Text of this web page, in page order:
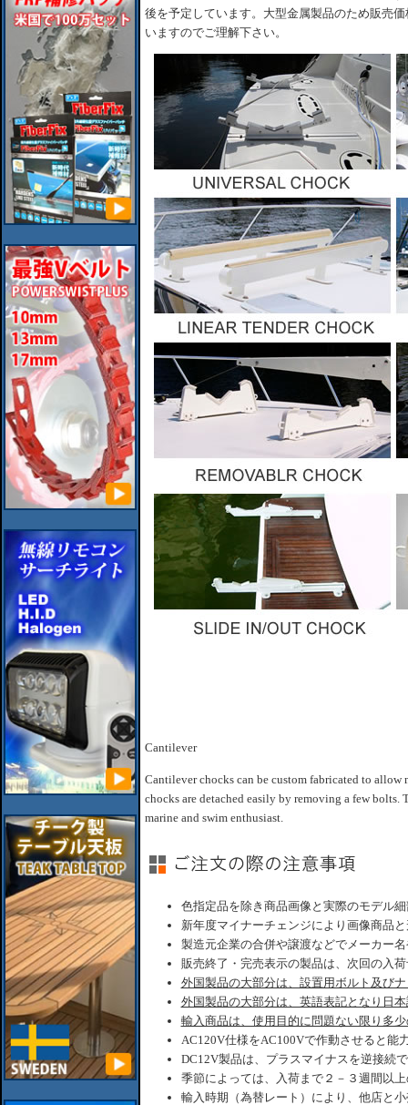
後を予定しています。大型金属製品のため販売
いますのでご理解下さい。
Cantilever
Cantilever chocks can be custom fabricated to allow
chocks are detached easily by removing a few
marine and swim enthusiast.
色指定品を除き商品画像と実際のモデル
新年度マイナーチェンジにより画像商品
製造元企業の合併や譲渡などでメーカー
販売終了・完売表示の製品は、次回の入
外国製品の大部分は、設置用ボルト及び
外国製品の大部分は、英語表記となり日
輸入商品は、使用目的に問題ない限り多
AC120V仕様をAC100Vで作動させると能
DC12V製品は、プラスマイナスを逆接続
季節によっては、入荷まで２－３週間以
輸入時期（為替レート）により、他店と